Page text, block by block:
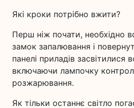
Які кроки потрібно вжити?
Перш ніж почати, необхідно
замок запалювання і
панелі приладів засвітилися
включаючи лампочку
розжарювання.
Як тільки останнє світло